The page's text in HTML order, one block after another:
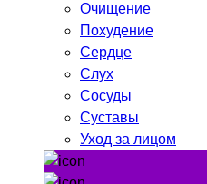
Очищение
Похудение
Сердце
Слух
Сосуды
Суставы
Уход за лицом